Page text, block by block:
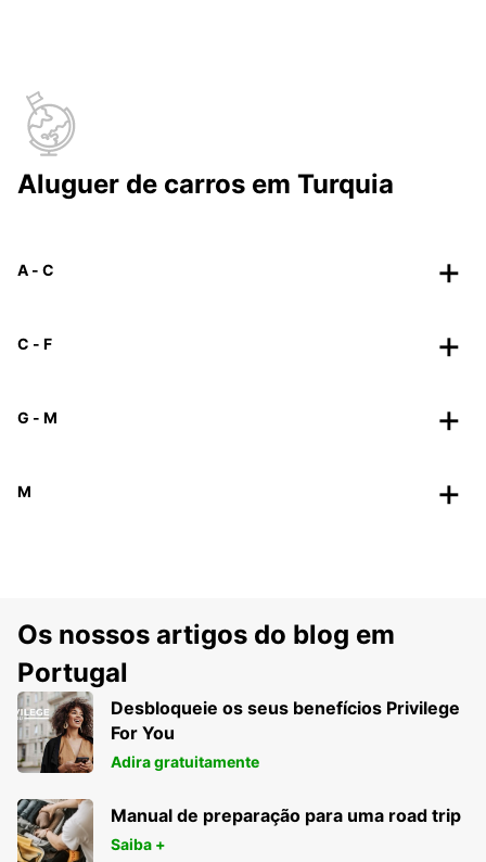
Aluguer de carros em Turquia
A - C
C - F
G - M
M
Os nossos artigos do blog em
Portugal
Desbloqueie os seus benefícios Privilege
For You
Adira gratuitamente
Manual de preparação para uma road trip
Saiba +